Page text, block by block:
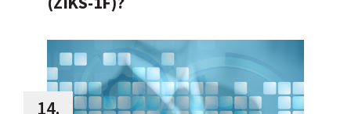
14.